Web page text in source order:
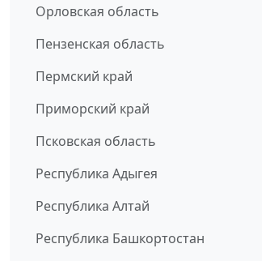
Орловская область
Пензенская область
Пермский край
Приморский край
Псковская область
Республика Адыгея
Республика Алтай
Республика Башкортостан